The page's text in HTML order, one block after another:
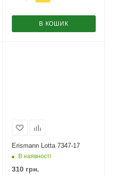
В КОШИК
Erismann Lotta 7347-17
В наявності
310грн.